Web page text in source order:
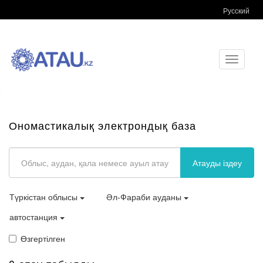
Русский
Toggle
Ономастикалық электрондық база
Атауды іздеу
Түркістан облысы
Әл-Фараби ауданы
автостанция
Өзгертілген